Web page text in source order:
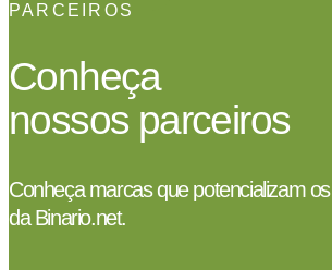
PARCEIROS
Conheça
nossos parceiros
Conheça marcas que potencializam
da Binario.net.